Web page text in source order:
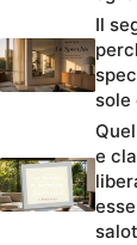
Il
sole
e